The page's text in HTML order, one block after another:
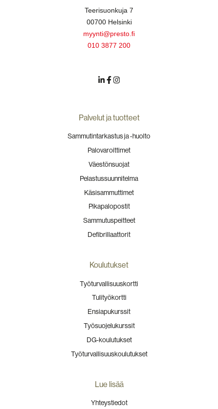
Teerisuonkuja 7
00700 Helsinki
myynti@presto.fi
010 3877 200
Palvelut ja tuotteet
Sammutintarkastus ja -huolto
Palovaroittimet
Väestönsuojat
Pelastussuunnitelma
Käsisammuttimet
Pikapalopostit
Sammutuspeitteet
Defibrillaattorit
Koulutukset
Työturvallisuuskortti
Tulityökortti
Ensiapukurssit
Työsuojelukurssit
DG-koulutukset
Työturvallisuuskoulutukset
Lue lisää
Yhteystiedot